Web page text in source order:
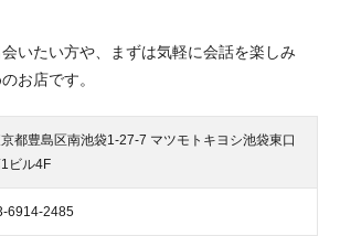
いたい方や、まずは気軽に会話を楽しみ
お店です。
都豊島区南池袋1-27-7 マツモトキヨシ池袋東口
ビル4F
6914-2485